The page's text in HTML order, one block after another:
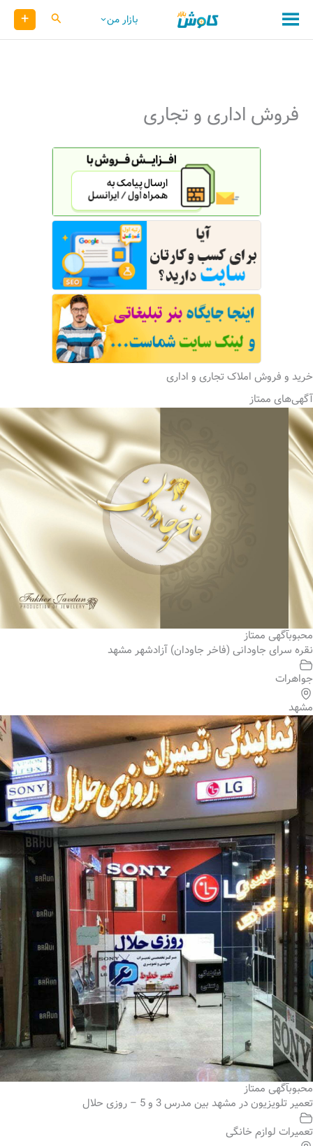
محتوا
بازار من کاوش +
فروش اداری و تجاری
خرید و فروش املاک تجاری و اداری
آگهی‌های ممتاز
محبوبآگهی ممتاز
نقره سرای جاودانی (فاخر جاودان) آزادشهر مشهد
جواهرات
مشهد
محبوبآگهی ممتاز
تعمیر تلویزیون در مشهد بین مدرس 3 و 5 – روزی حلال
تعمیرات لوازم خانگی